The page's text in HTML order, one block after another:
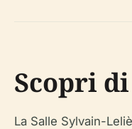
Scopri
La Salle Sylvain-